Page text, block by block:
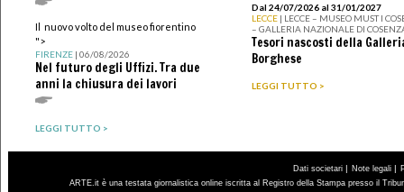
Il nuovo volto del museo fiorentino
">
FIRENZE| 06/08/2026
Nel futuro degli Uffizi. Tra due
anni la chiusura dei lavori
LEGGI TUTTO >
Dal 24/07/2026 al 31/01/2027
LECCE | LECCE – MUSEO MUST I
– GALLERIA NAZIONALE DI
Tesori nascosti della
Borghese
LEGGI TUTTO >
Dati societari | Note legali |
ARTE.it è una testata giornalistica online iscritta al Registro della Stampa presso il